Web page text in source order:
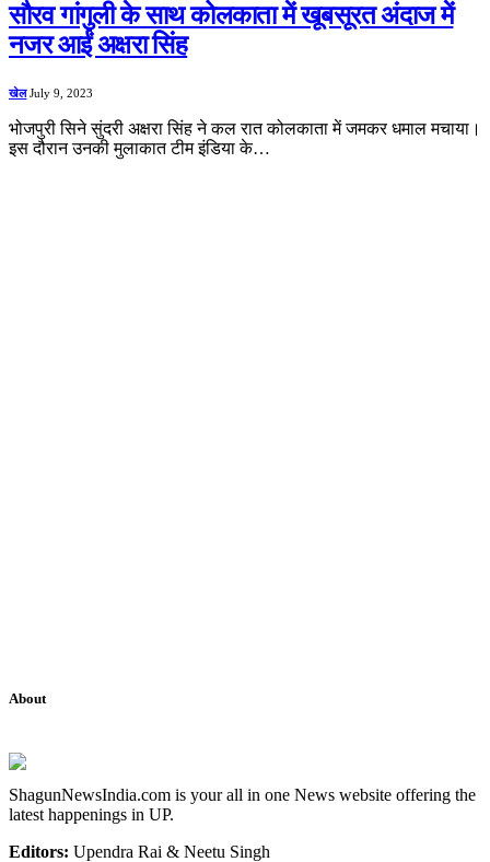
सौरव गांगुली के साथ कोलकाता में खूबसूरत अंदाज में
नजर आईं अक्षरा सिंह
खेल July 9, 2023
भोजपुरी सिने सुंदरी अक्षरा सिंह ने कल रात कोलकाता में जमकर धमाल मचाया।
इस दौरान उनकी मुलाकात टीम इंडिया के…
About
ShagunNewsIndia.com is your all in one News website offering the
latest happenings in UP.
Editors: Upendra Rai & Neetu Singh